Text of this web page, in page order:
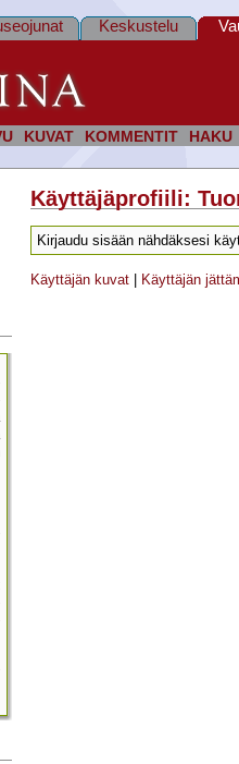
KUVAT KOMMENTIT HAKU
Keskustelu
Käyttäjäprofiili:
Kirjaudu sisään nähdäksesi
Käyttäjän kuvat Käyttäjän